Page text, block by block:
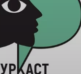
Сливен, 31
26
32
Стара Загора, 33°C
Търговище, 32